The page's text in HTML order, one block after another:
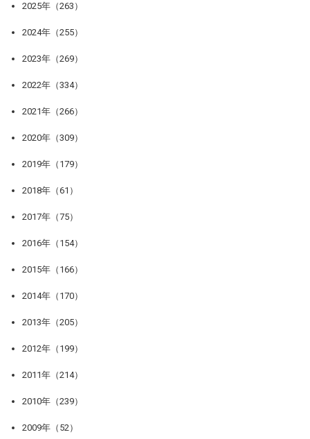
2025年（263）
2024年（255）
2023年（269）
2022年（334）
2021年（266）
2020年（309）
2019年（179）
2018年（61）
2017年（75）
2016年（154）
2015年（166）
2014年（170）
2013年（205）
2012年（199）
2011年（214）
2010年（239）
2009年（52）